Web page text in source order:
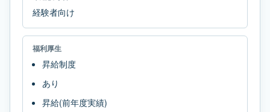
経験者向け
福利厚生
昇給制度
あり
昇給(前年度実績)